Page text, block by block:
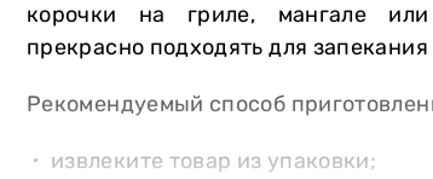
корочки на гриле, мангале
прекрасно подходять для запекания
Рекомендуемый способ
извлеките товар из упаковки;